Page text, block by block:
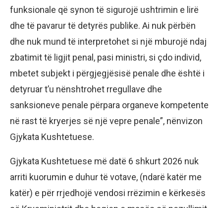
funksionale që synon të sigurojë ushtrimin e lirë
dhe të pavarur të detyrës publike. Ai nuk përbën
dhe nuk mund të interpretohet si një mburojë ndaj
zbatimit të ligjit penal, pasi ministri, si çdo individ,
mbetet subjekt i përgjegjësisë penale dhe është i
detyruar t’u nënshtrohet rregullave dhe
sanksioneve penale përpara organeve kompetente
në rast të kryerjes së një vepre penale”, nënvizon
Gjykata Kushtetuese.
Gjykata Kushtetuese më datë 6 shkurt 2026 nuk
arriti kuorumin e duhur të votave, (ndarë katër me
katër) e për rrjedhojë vendosi rrëzimin e kërkesës